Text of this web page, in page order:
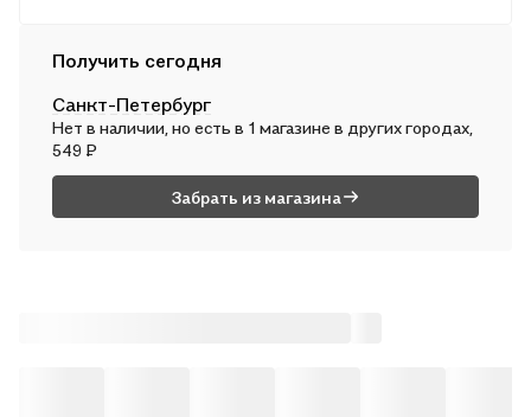
В ср, 12 августа — от 313 ₽
Почтой России
В чт, 13 августа — от 505 ₽
Получить сегодня
Санкт-Петербург
Нет в наличии, но есть в 1 магазине в других городах,
549 ₽
Забрать из магазина